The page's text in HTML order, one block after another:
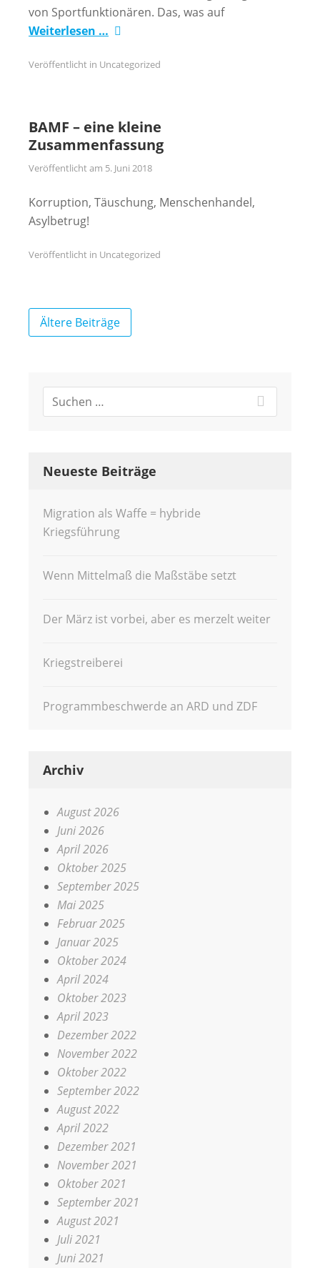
von Sportfunktionären. Das, was auf
Weiterlesen …
Veröffentlicht in Uncategorized
BAMF – eine kleine
Zusammenfassung
Veröffentlicht am 5. Juni 2018
Korruption, Täuschung, Menschenhandel,
Asylbetrug!
Veröffentlicht in Uncategorized
Beitragsnavigation
Ältere Beiträge
Neueste Beiträge
Migration als Waffe = hybride
Kriegsführung
Wenn Mittelmaß die Maßstäbe setzt
Der März ist vorbei, aber es merzelt weiter
Kriegstreiberei
Programmbeschwerde an ARD und ZDF
Archiv
August 2026
Juni 2026
April 2026
Oktober 2025
September 2025
Mai 2025
Februar 2025
Januar 2025
Oktober 2024
April 2024
Oktober 2023
April 2023
Dezember 2022
November 2022
Oktober 2022
September 2022
August 2022
April 2022
Dezember 2021
November 2021
Oktober 2021
September 2021
August 2021
Juli 2021
Juni 2021